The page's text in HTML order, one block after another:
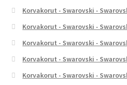
Korvakorut - Swarovski -
Korvakorut - Swarovski -
Korvakorut - Swarovski -
Korvakorut - Swarovski -
Korvakorut - Swarovski -